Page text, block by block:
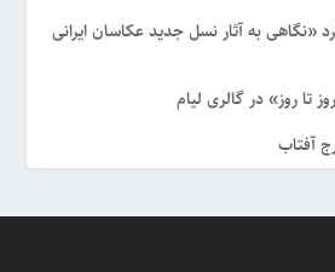
«نگاهی به آثار نسل جدید عکاسان ایرانی
روز» در گالری لیام
آفتاب